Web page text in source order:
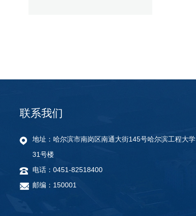
联系我们
地址：哈尔滨市南岗区南通大街145号哈尔滨工程大学
31号楼
电话：0451-82518400
邮编：150001